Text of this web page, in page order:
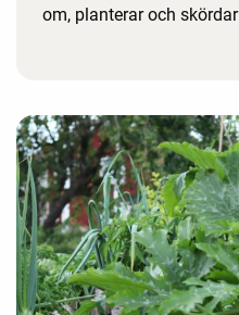
om, planterar och